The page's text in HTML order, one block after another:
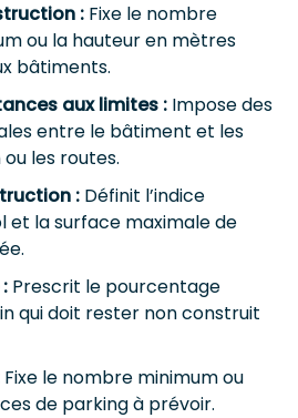
: Fixe le nombre
ou la hauteur en mètres
bâtiments.
aux limites : Impose des
entre le bâtiment et les
les routes.
: Définit l’indice
et la surface maximale de
Prescrit le pourcentage
qui doit rester non construit
Fixe le nombre minimum ou
de parking à prévoir.